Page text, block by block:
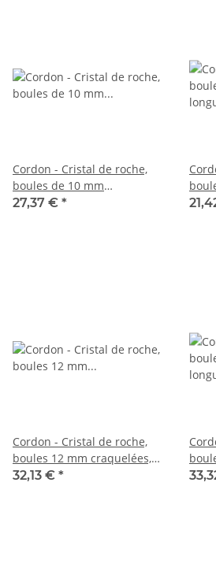
Cordon - Cristal de roche,
boules de 10 mm
craquelées, mates, longueur
27,37 € *
Cordon - Cristal de roche,
boules 12 mm craquelées,
mates, longueur 40 cm
32,13 € *